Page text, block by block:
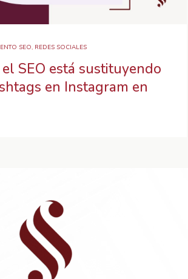
SEO, REDES SOCIALES
SEO está sustituyendo
en Instagram en